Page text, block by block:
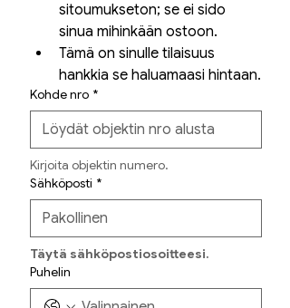
sitoumukseton; se ei sido
sinua mihinkään ostoon.
Tämä on sinulle tilaisuus
hankkia se haluamaasi hintaan.
Kohde nro *
Kirjoita objektin numero.
Sähköposti *
Täytä sähköpostiosoitteesi.
Puhelin